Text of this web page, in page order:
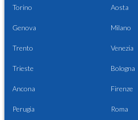
Torino Aosta
Genova Milano
Trento Venezia
Trieste Bologna
Ancona Firenze
Perugia Roma